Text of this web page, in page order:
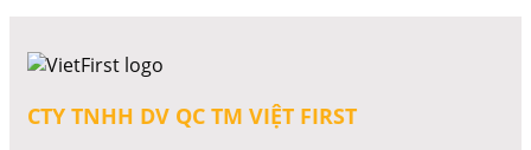
CTY TNHH DV QC TM VIỆT FIRST